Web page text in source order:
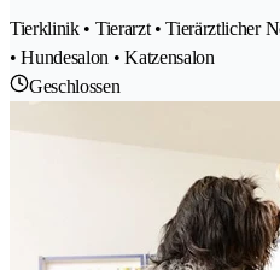
Tierklinik • Tierarzt • Tierärztlicher
• Hundesalon • Katzensalon
Geschlossen